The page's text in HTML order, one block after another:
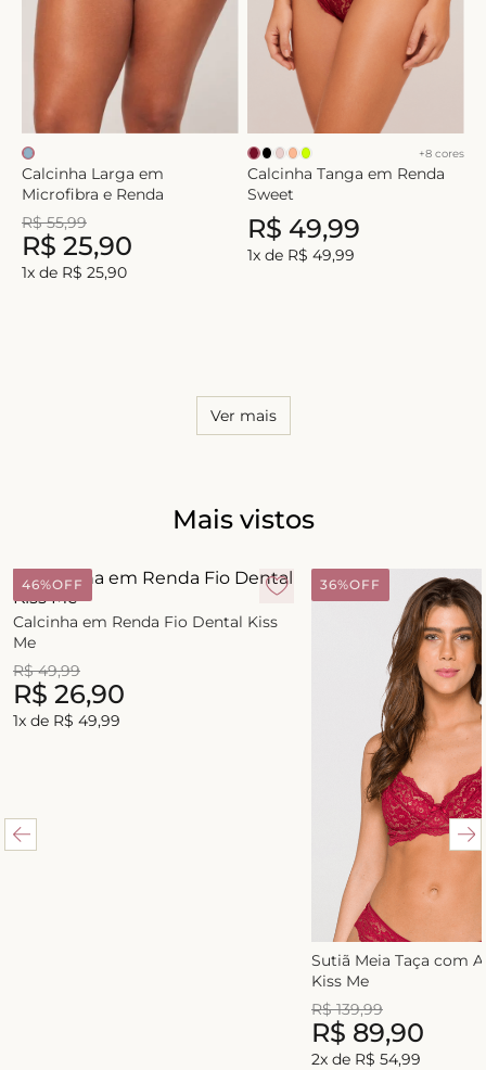
Calcinha Larga em
Microfibra e Renda
R$ 55,99
R$ 25,90
1x de R$ 25,90
+8 cores
Calcinha Tanga em Renda
Sweet
R$ 49,99
1x de R$ 49,99
Ver mais
Mais vistos
46%OFF
Calcinha em Renda Fio Dental Kiss
Me
R$ 49,99
R$ 26,90
1x de R$ 49,99
36%OFF
Sutiã Meia Taça com
Kiss Me
R$ 139,99
R$ 89,90
2x de R$ 54,99